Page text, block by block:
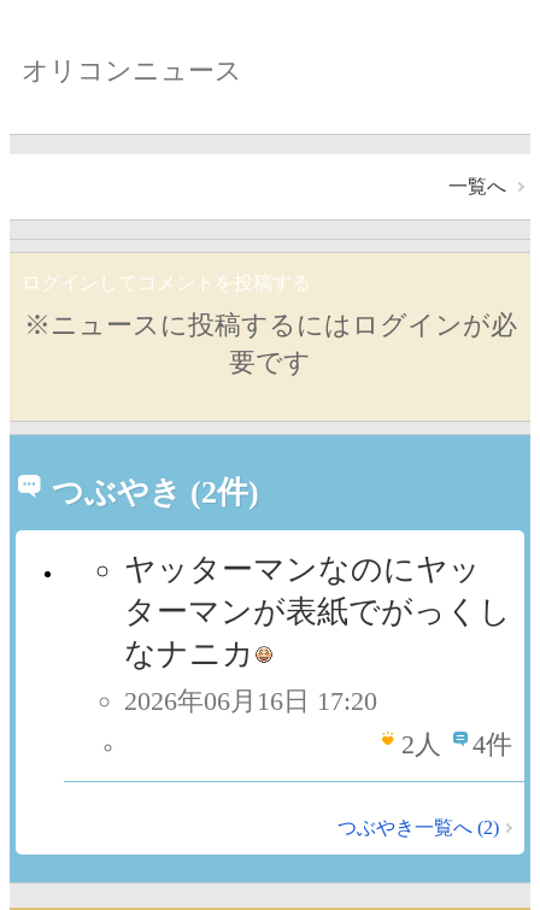
オリコンニュース
一覧へ
ログインしてコメントを投稿する
※ニュースに投稿するにはログインが必
要です
つぶやき (2件)
ヤッターマンなのにヤッ
ターマンが表紙でがっくし
なナニカ
2026年06月16日 17:20
2 人 4件
つぶやき一覧へ (2)